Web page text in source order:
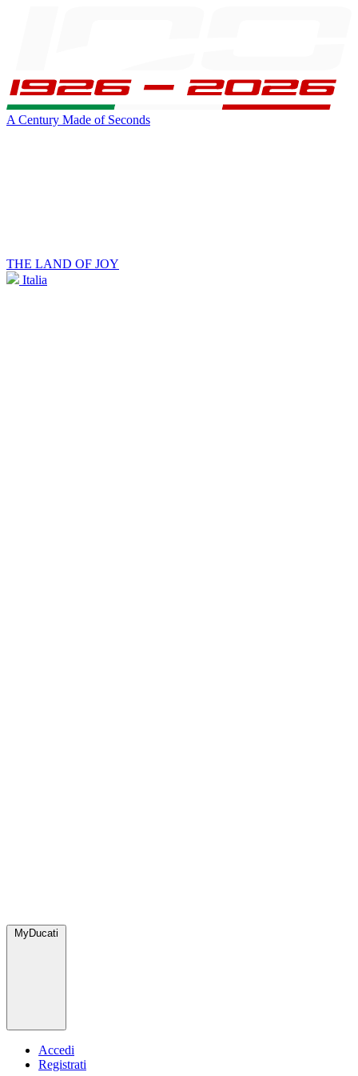
A Century Made of Seconds
THE LAND OF JOY
Italia
MyDucati
Accedi
Registrati